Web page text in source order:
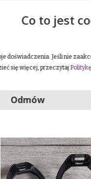
Co to jest
doświadczenia. Jeśli nie
się więcej, przeczytaj
Odmów